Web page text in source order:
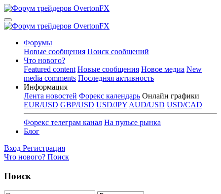
Форумы
Новые сообщения Поиск сообщений
Что нового?
Featured content Новые сообщения Новое медиа New
media comments Последняя активность
Информация
Лента новостей Форекс календарь Онлайн графики
EUR/USD GBP/USD USD/JPY AUD/USD USD/CAD
Форекс телеграм канал На пульсе рынка
Блог
Вход Регистрация
Что нового? Поиск
Поиск